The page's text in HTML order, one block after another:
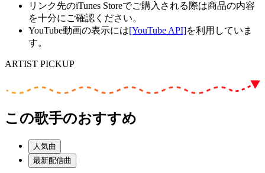
リンク先のiTunes Storeでご購入される際は商品の内容
を十分にご確認ください。
YouTube動画の表示には[YouTube API]を利用していま
す。
ARTIST PICKUP
この歌手のおすすめ
人気曲
最新配信曲